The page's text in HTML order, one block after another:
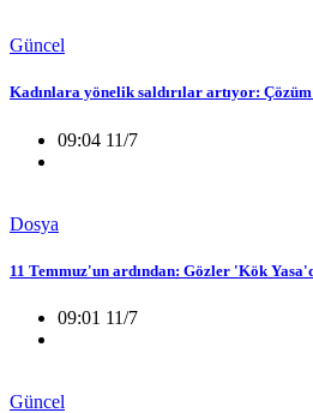
Güncel
Kadınlara yönelik saldırılar artıyor:
09:04 11/7
Dosya
11 Temmuz'un ardından: Gözler 'Kök
09:01 11/7
Güncel